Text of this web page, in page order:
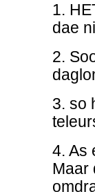
1.
dae
2.
3. so
4. As
Maar